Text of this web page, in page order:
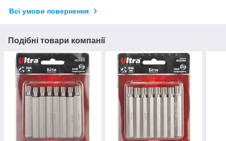
Всі умови повернення
Подібні товари компанії